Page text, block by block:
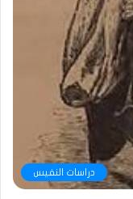
دراسات النفيس